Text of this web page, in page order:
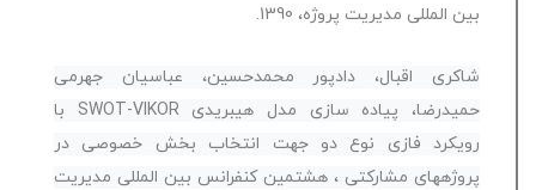
بین المللی مدیریت پروژه، 1390.
شاکری اقبال، دادپور محمدحسین، عباسیان جهرمی
حمیدرضا، پیاده سازی مدل هیبریدی SWOT-VIKOR با
رویکرد فازی نوع دو جهت انتخاب بخش خصوصی در
پروژه‏ها‏ی مشارکتی ، هشتمین کنفرانس بین المللی مدیریت